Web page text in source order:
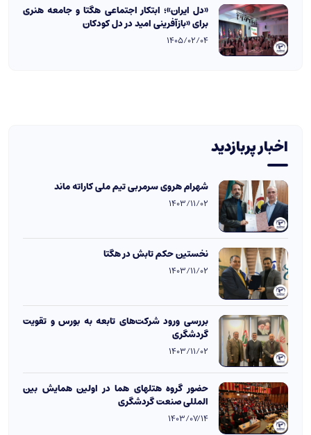
«دل ایران»؛ ابتکار اجتماعی هگتا و جامعه هنری
برای «بازآفرینی امید در دل کودکان
1405/02/04
اخبار پربازدید
شهرام هروی سرمربی تیم ملی کاراته ماند
1403/11/02
نخستین حکم تابش در هگتا
1403/11/02
بررسی ورود شرکت‌های تابعه به بورس و تقویت
گردشگری
1403/11/02
حضور گروه هتلهای هما در اولین همایش بین
المللی صنعت گردشگری
1403/07/14